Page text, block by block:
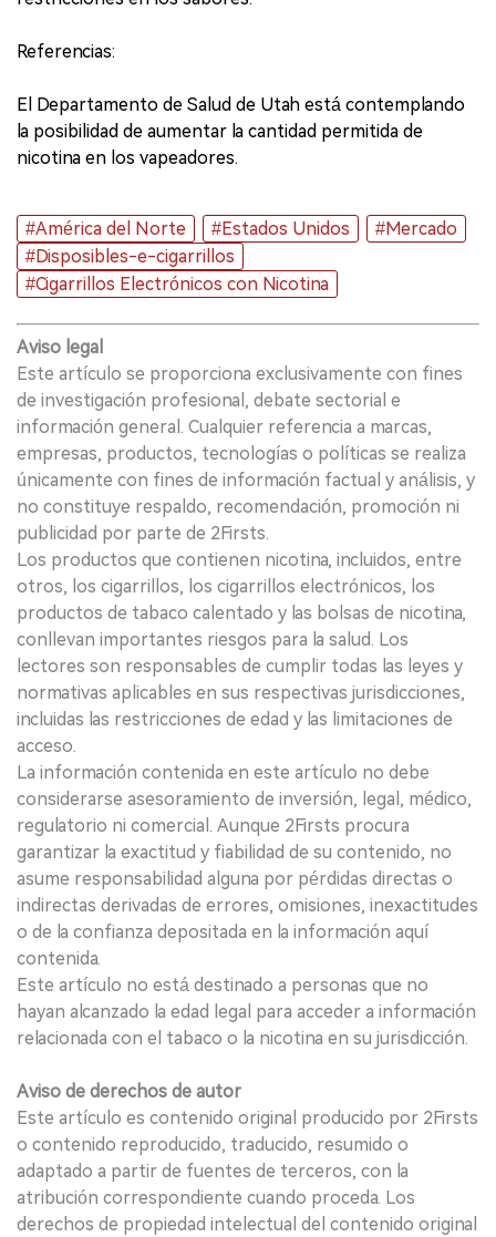
Referencias:
El Departamento de Salud de Utah está contemplando
la posibilidad de aumentar la cantidad permitida de
nicotina en los vapeadores.
#América del Norte #Estados Unidos
#Mercado
#Disposibles-e-cigarrillos
#Cigarrillos Electrónicos con Nicotina
Aviso legal
Este artículo se proporciona exclusivamente con fines
de investigación profesional, debate sectorial e
información general. Cualquier referencia a marcas,
empresas, productos, tecnologías o políticas se realiza
únicamente con fines de información factual y análisis, y
no constituye respaldo, recomendación, promoción ni
publicidad por parte de 2Firsts.
Los productos que contienen nicotina, incluidos, entre
otros, los cigarrillos, los cigarrillos electrónicos, los
productos de tabaco calentado y las bolsas de nicotina,
conllevan importantes riesgos para la salud. Los
lectores son responsables de cumplir todas las leyes y
normativas aplicables en sus respectivas jurisdicciones,
incluidas las restricciones de edad y las limitaciones de
acceso.
La información contenida en este artículo no debe
considerarse asesoramiento de inversión, legal, médico,
regulatorio ni comercial. Aunque 2Firsts procura
garantizar la exactitud y fiabilidad de su contenido, no
asume responsabilidad alguna por pérdidas directas o
indirectas derivadas de errores, omisiones, inexactitudes
o de la confianza depositada en la información aquí
contenida.
Este artículo no está destinado a personas que no
hayan alcanzado la edad legal para acceder a información
relacionada con el tabaco o la nicotina en su jurisdicción.
Aviso de derechos de autor
Este artículo es contenido original producido por 2Firsts
o contenido reproducido, traducido, resumido o
adaptado a partir de fuentes de terceros, con la
atribución correspondiente cuando proceda. Los
derechos de propiedad intelectual del contenido original